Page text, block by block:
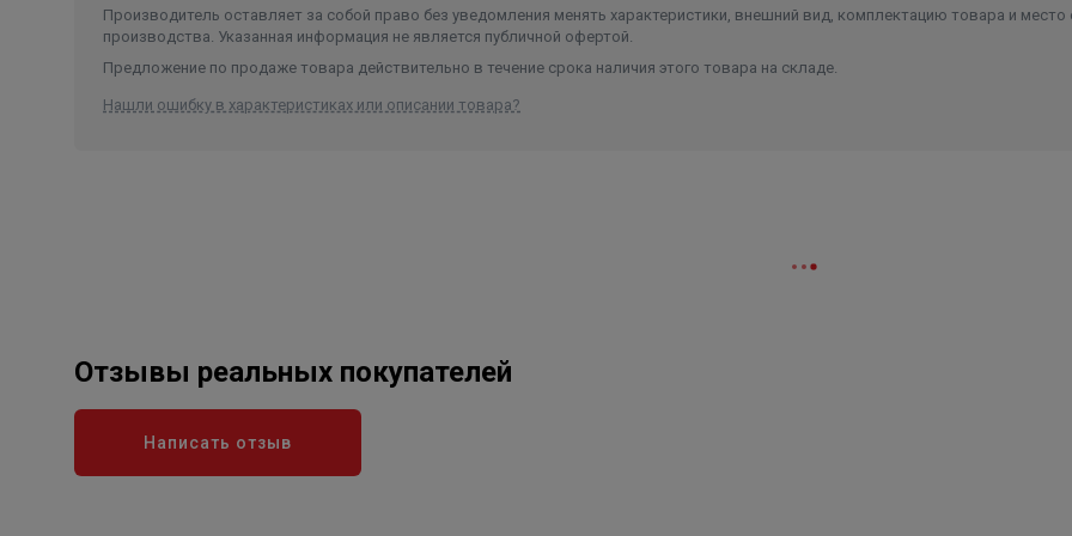
Производитель оставляет за собой право без уведомления менять характеристики, внешний вид, комплектацию товара и место
производства. Указанная информация не является публичной офертой.
Предложение по продаже товара действительно в течение срока наличия этого товара на складе.
Нашли ошибку в характеристиках или описании товара?
Отзывы реальных покупателей
Написать отзыв